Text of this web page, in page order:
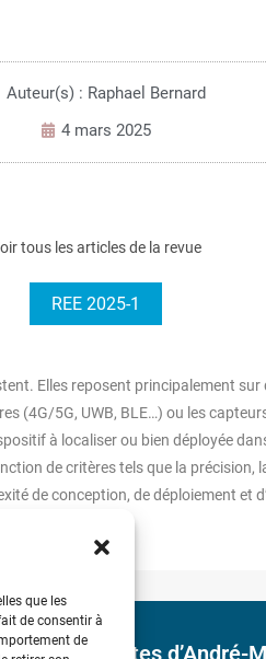
que les
de consentir à
de
Auteur(s) : Raphael Bernard
4 mars 2025
tous les articles de la revue
REE 2025-1
Elles reposent principalement sur
(4G/5G, UWB, BLE…) ou les
à localiser ou bien déployée
de critères tels que la précision,
de conception, de déploiement et
découvertes d’André-